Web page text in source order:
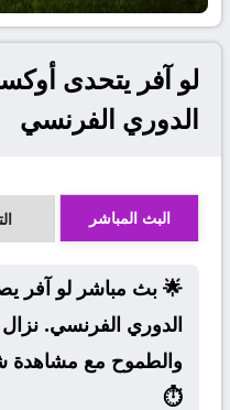
لو آفر يتحدى
الدوري الفرنسي
البث المباشر
🌟 بث مباشر لو آفر
الدوري الفرنسي.
والطموح مع مشاهدة
⏱️